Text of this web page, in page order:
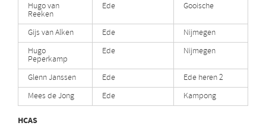
Hugo van
Reeken
Ede Gooische
Gijs van Alken Ede
Nijmegen
Hugo
Peperkamp
Ede Nijmegen
Glenn Janssen Ede
Ede heren 2
Mees de Jong
Ede Kampong
HCAS